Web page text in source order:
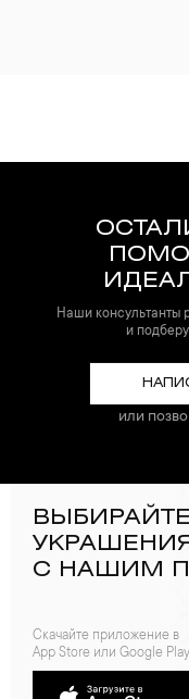
Наши консультанты
и
или
С НАШИМ
Скачайте приложение в
App Store или Google